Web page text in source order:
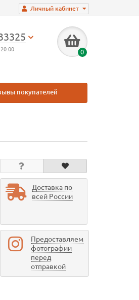
Личный кабинет
0
покупателей
Доставка по
всей России
Предоставляем
фотографии
перед
отправкой